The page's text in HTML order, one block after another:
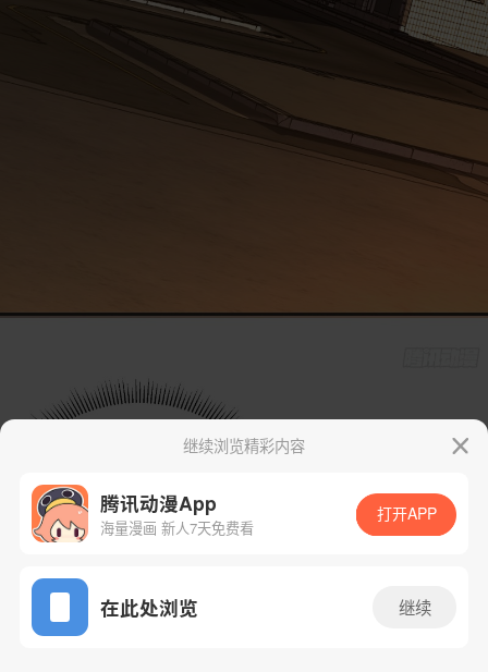
App免费看
继续浏览精彩内容
腾讯动漫App
海量漫画 新人7天免费看
打开APP
在此处浏览 继续